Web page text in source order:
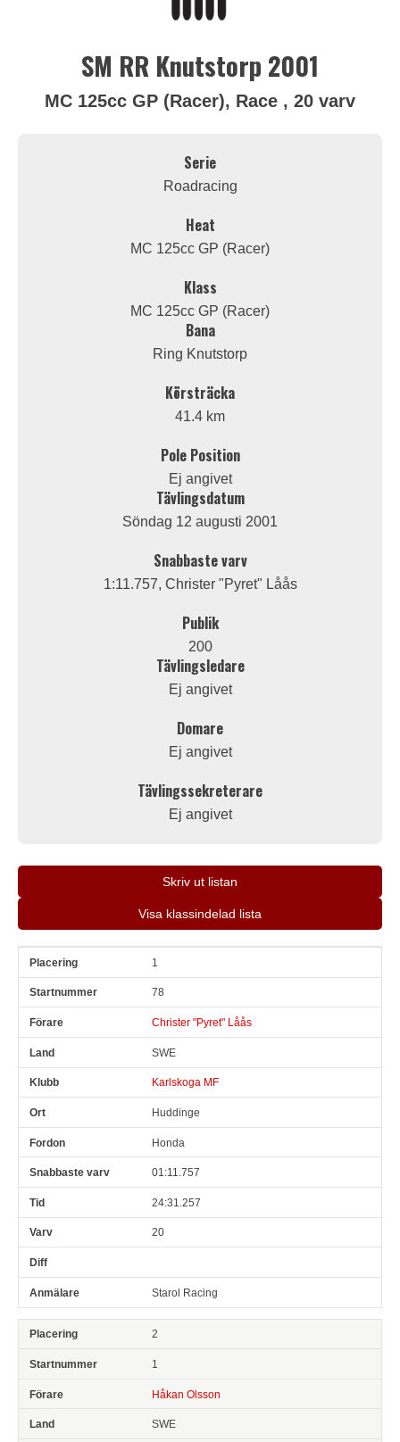
SM RR Knutstorp 2001
MC 125cc GP (Racer), Race , 20 varv
Serie
Roadracing
Heat
MC 125cc GP (Racer)
Klass
MC 125cc GP (Racer)
Bana
Ring Knutstorp
Körsträcka
41.4 km
Pole Position
Ej angivet
Tävlingsdatum
Söndag 12 augusti 2001
Snabbaste varv
1:11.757, Christer "Pyret" Låås
Publik
200
Tävlingsledare
Ej angivet
Domare
Ej angivet
Tävlingssekreterare
Ej angivet
Skriv ut listan
Visa klassindelad lista
Pl Snr 1
78
Christer "Pyret" Låås
SWE
Karlskoga MF
Huddinge
Honda
01:11.757
24:31.257
20
Starol Racing
2
1
Håkan Olsson
SWE